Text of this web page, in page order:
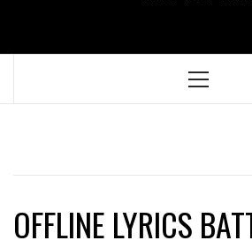
Primary
OFFLINE LYRICS